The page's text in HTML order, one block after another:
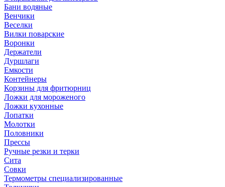
Бани водяные
Венчики
Веселки
Вилки поварские
Воронки
Держатели
Дуршлаги
Емкости
Контейнеры
Корзины для фритюрниц
Ложки для мороженого
Ложки кухонные
Лопатки
Молотки
Половники
Прессы
Ручные резки и терки
Сита
Совки
Термометры специализированные